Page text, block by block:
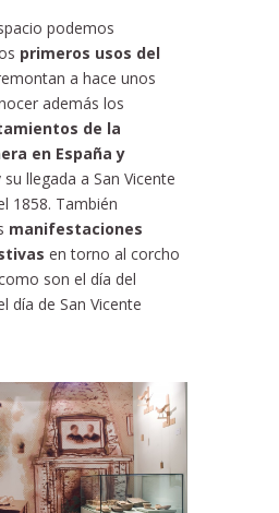
podemos
primeros usos del
a hace unos
además los
de la
en España y
su llegada a San Vicente
1858. También
manifestaciones
en torno al corcho
son el día del
día de San Vicente